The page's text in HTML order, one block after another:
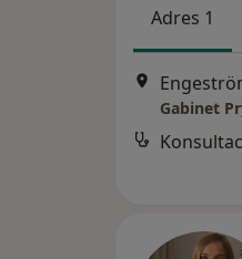
Adres 1
Gabinet